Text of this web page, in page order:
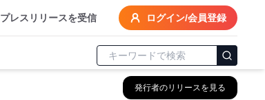
プレスリリースを受信 ログイン/会員登録
発行者のリリースを見る